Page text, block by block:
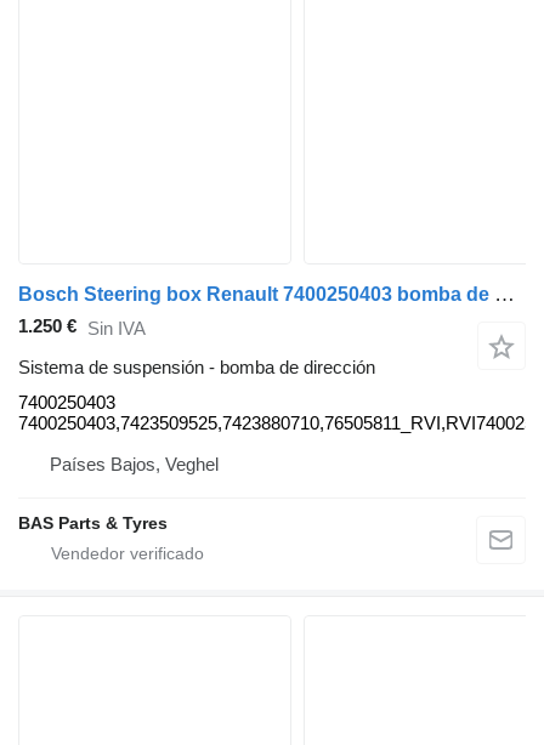
Bosch Steering box Renault 7400250403 bomba de dirección para Bosch camión
1.250 € Sin IVA
Sistema de suspensión - bomba de dirección
7400250403
Países Bajos, Veghel
BAS Parts & Tyres